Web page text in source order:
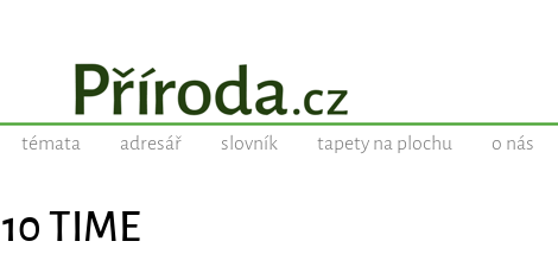
témata adresář slovník tapety na plochu o nás
TIME